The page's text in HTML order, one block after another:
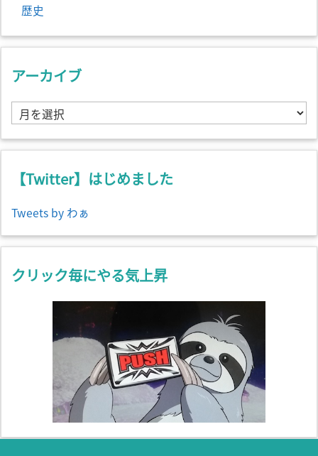
歴史
アーカイブ
ア
ー
カ
ブ【Twitter】はじめました
Tweets by わぁ
クリック毎にやる気上昇